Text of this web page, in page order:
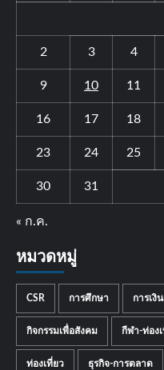
2 3 4
9 10 11
16 17 18
23 24 25
30 31
« ก.ค.
หมวดหมู่
CSR การศึกษา การเงิ
กิจกรรมเพื่อสังคม กีฬา-ท่อง
ท่องเที่ยว ธุรกิจ-การตลาด